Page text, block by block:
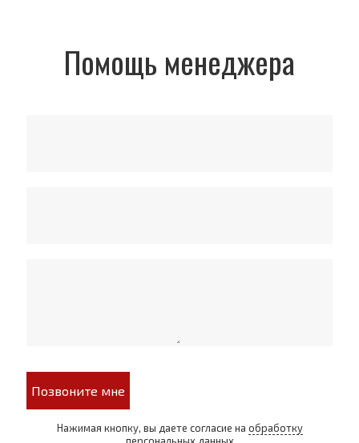
Помощь менеджера
Позвоните мне
Нажимая кнопку, вы даете согласие на обработку